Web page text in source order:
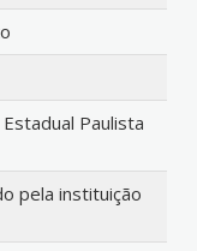
Paulista
pela instituição